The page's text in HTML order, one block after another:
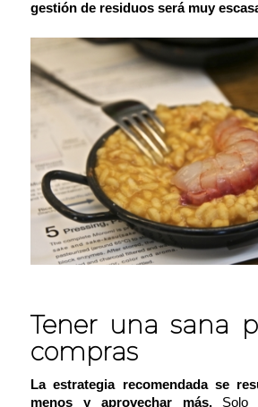
gestión de residuos será muy
Tener una sana
compras
La estrategia recomendada se
menos y aprovechar más. Solo